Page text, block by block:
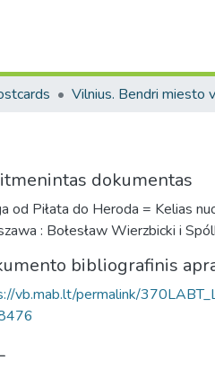
dokumentas
od Piłata do Heroda = Kelias
: Bołesław Wierzbicki i
bibliografinis
vb.mab.lt/permalink/